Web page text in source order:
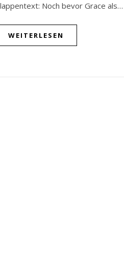
Noch bevor Grace als…
WEITERLESEN